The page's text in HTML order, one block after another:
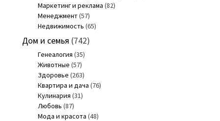
Маркетинг и реклама (82)
Менеджмент(57)
Недвижимость (65)
Дом и семья (742)
Генеалогия (35)
Животные (57)
Здоровье (263)
Квартира и дача (76)
Кулинария (31)
Любовь (87)
Мода и красота (48)